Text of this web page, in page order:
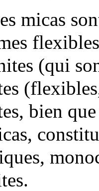
micas
flexibles
(qui
bien
.